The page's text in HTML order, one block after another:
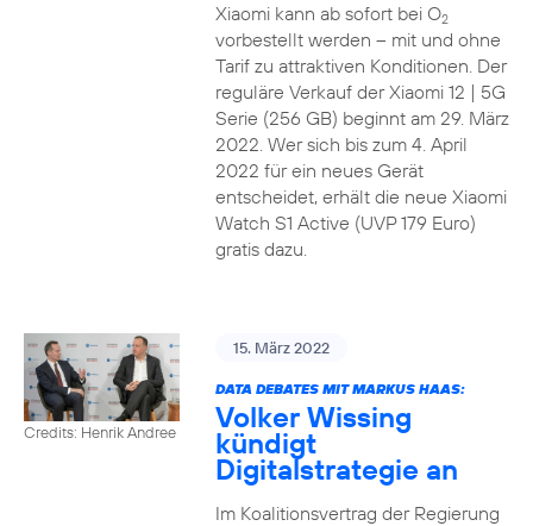
Xiaomi kann ab sofort bei O2
vorbestellt werden – mit und ohne
Tarif zu attraktiven Konditionen. Der
reguläre Verkauf der Xiaomi 12 | 5G
Serie (256 GB) beginnt am 29. März
2022. Wer sich bis zum 4. April
2022 für ein neues Gerät
entscheidet, erhält die neue Xiaomi
Watch S1 Active (UVP 179 Euro)
gratis dazu.
Credits: Henrik Andree
15. März 2022
DATA DEBATES MIT MARKUS HAAS:
Volker Wissing
kündigt
Digitalstrategie an
Im Koalitionsvertrag der Regierung